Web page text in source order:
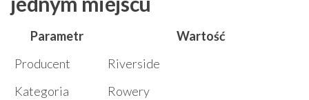
Parametr
Wartość
Producent
Riverside
Kategoria
Rowery